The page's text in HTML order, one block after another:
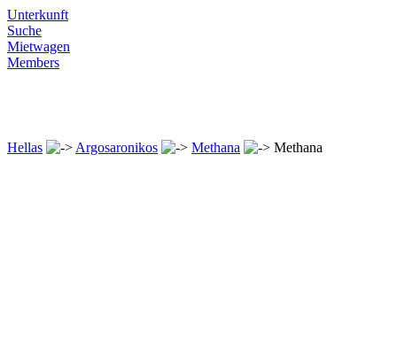
Unterkunft
Suche
Mietwagen
Members
Hellas Argosaronikos Methana Methana